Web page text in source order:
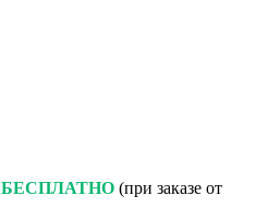
БЕСПЛАТНО (при заказе от